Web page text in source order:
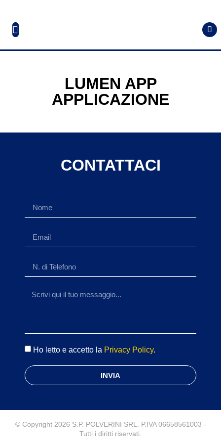
LUMEN APP
APPLICAZIONE
CONTATTACI
Ho letto e accetto la Privacy Policy.
INVIA
© Copyright 2026 S.P. POLVERINI SRL. P.IVA 06658561003 -
Tutti i diritti riservati.